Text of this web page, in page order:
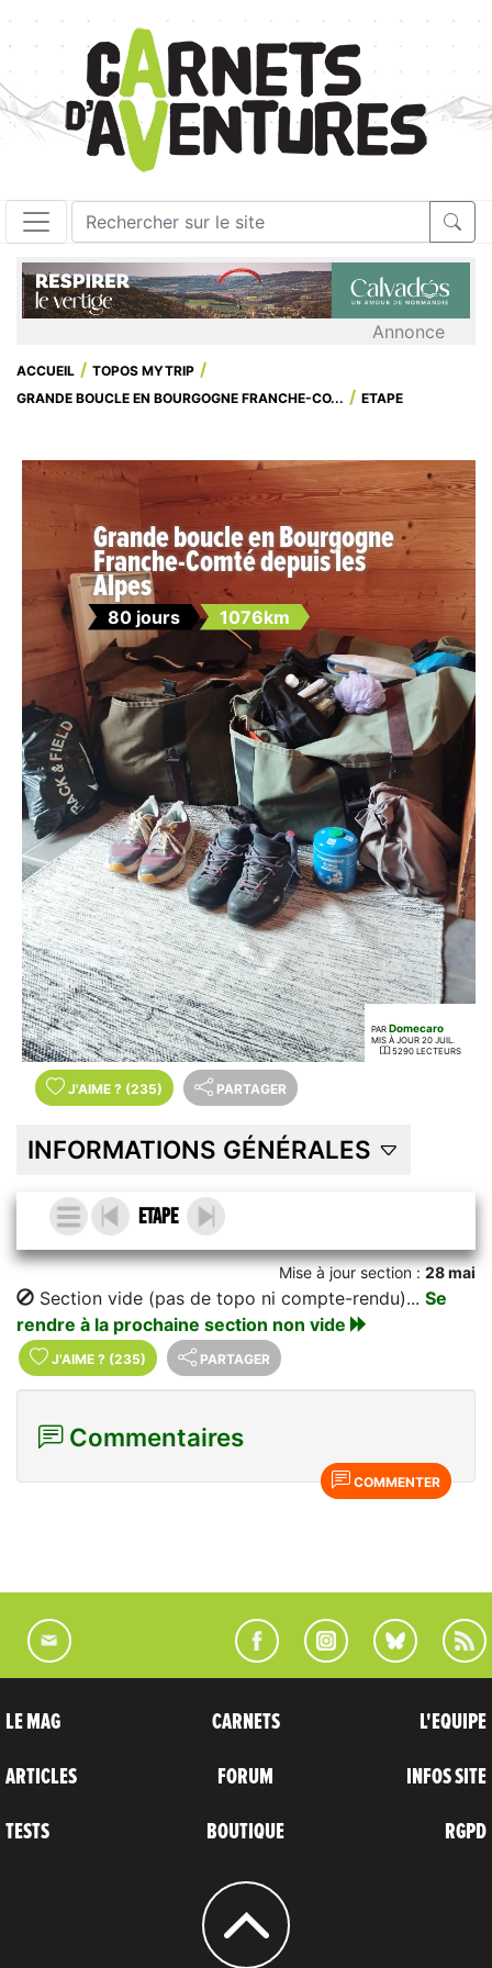
Annonce
ACCUEIL
TOPOS MYTRIP
GRANDE BOUCLE EN BOURGOGNE FRANCHE-CO...
ETAPE
Grande boucle en Bourgogne
Franche-Comté depuis les
Alpes
80 jours 1076km
PAR Domecaro
MIS À JOUR 20 JUIL.
5290 LECTEURS
J'AIME ? (235) PARTAGER
INFORMATIONS GÉNÉRALES
Etape
Mise à jour section :28 mai
Section vide (pas de topo ni compte-rendu)... Se
rendre à la prochaine section non vide
J'AIME ? (235) PARTAGER
Commentaires
COMMENTER
LE MAG
ARTICLES
TESTS
CARNETS
FORUM
BOUTIQUE
L'EQUIPE
INFOS SITE
RGPD